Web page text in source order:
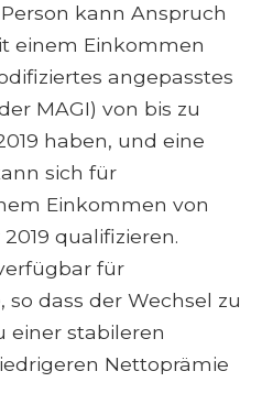
kann Anspruch
einem Einkommen
angepasstes
MAGI) von bis zu
haben, und eine
sich für
Einkommen von
qualifizieren.
für
dass der Wechsel zu
einer stabileren
Nettoprämie